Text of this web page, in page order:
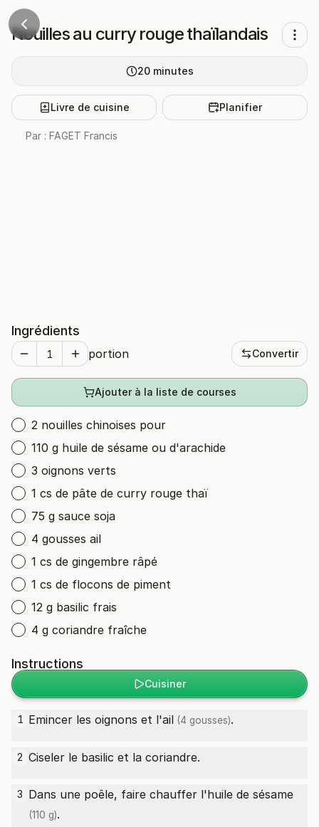
Nouilles au curry rouge thaïlandais
20 minutes
Livre de cuisine Planifier
Par : FAGET Francis
Ingrédients
portion Convertir
Ajouter à la liste de courses
2 nouilles chinoises pour
110 g huile de sésame ou d'arachide
3 oignons verts
1 cs de pâte de curry rouge thaï
75 g sauce soja
4 gousses ail
1 cs de gingembre râpé
1 cs de flocons de piment
12 g basilic frais
4 g coriandre fraîche
Instructions
Cuisiner
1 Emincer les oignons et l'ail (4 gousses).
2 Ciseler le basilic et la coriandre.
3 Dans une poêle, faire chauffer l'huile de sésame
(110 g).